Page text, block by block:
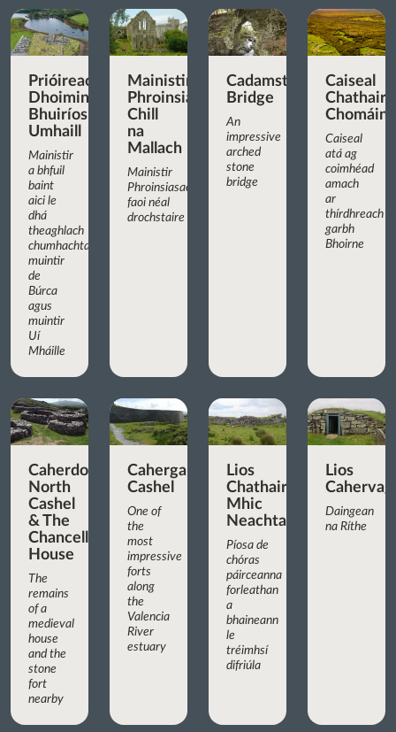
Prióireacht
Dhoiminiceach
Bhuiríos
Umhaill
Mainistir
a bhfuil
baint
aici le
dhá
theaghlach
chumhachtacha:
muintir
de
Búrca
agus
muintir
Uí
Mháille
Mainistir
Phroinsiasach
Chill
na
Mallach
Mainistir
Phroinsiasach
faoi néal
drochstaire
Cadamstown
Bridge
An
impressive
arched
stone
bridge
Caiseal
Chathair
Chomáin
Caiseal
atá ag
coimhéad
amach
ar
thírdhreach
garbh
Bhoirne
Caherdorgan
North
Cashel
& The
Chancellor’s
House
The
remains
of a
medieval
house
and the
stone
fort
nearby
Cahergall
Cashel
One of
the
most
impressive
forts
along
the
Valencia
River
estuary
Lios
Chathair
Mhic
Neachtain
Píosa de
chóras
páirceanna
forleathan
a
bhaineann
le
tréimhsí
difriúla
Lios
Daingean
na Ríthe